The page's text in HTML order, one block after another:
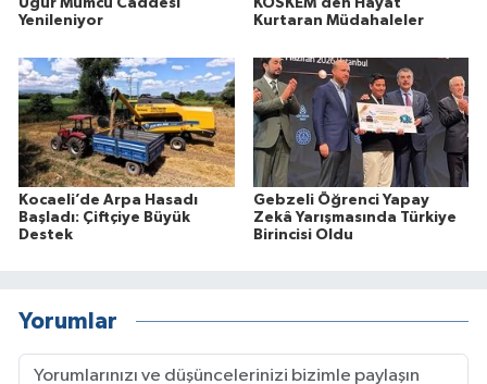
Uğur Mumcu Caddesi
Yenileniyor
KOSKEM’den Hayat
Kurtaran Müdahaleler
Kocaeli’de Arpa Hasadı
Başladı: Çiftçiye Büyük
Destek
Gebzeli Öğrenci Yapay
Zekâ Yarışmasında Türkiye
Birincisi Oldu
Yorumlar